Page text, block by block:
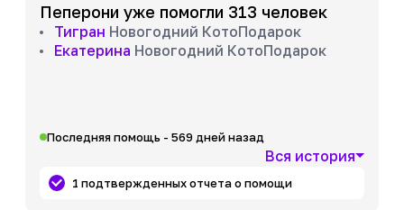
Пеперони уже помогли 313 человек
Тигран Новогодний КотоПодарок
Екатерина Новогодний КотоПодарок
Последняя помощь - 569 дней назад
Вся история
1 подтвержденных отчета о помощи